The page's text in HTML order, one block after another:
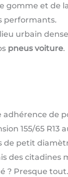
gomme et de
performants.
urbain
pneus voiture.
adhérence de
155/65
petit
des citadines
? Presque